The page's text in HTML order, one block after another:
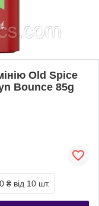
Old Spice
Bounce 85g
₴ від 10 шт.